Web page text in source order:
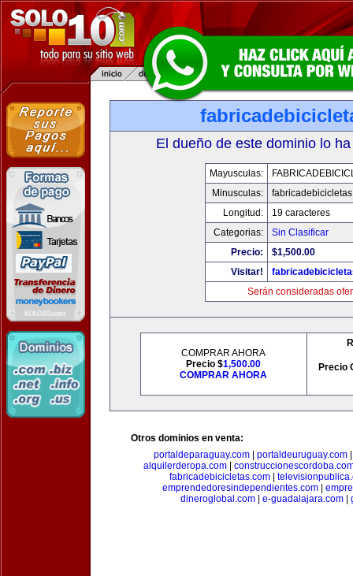
El dueño de este dominio lo
Mayusculas:
Minusculas:
Longitud:
19 caracteres
Categorias:
Sin Clasificar
Precio:
$1,500.00
Visitar!
Serán consideradas
COMPRAR AHORA
Precio $1,500.00
COMPRAR AHORA
Precio
Otros dominios en venta:
portaldeparaguay.com| portaldeuruguay.com
alquilerderopa.com|
fabricadebicicletas.com
emprendedoresindependientes.com|
dineroglobal.com
e-guadalajara.com